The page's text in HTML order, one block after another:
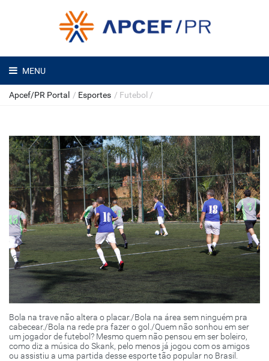
MENU
Apcef/PR Portal / Esportes / Futebol /
Bola na trave não altera o placar./Bola na área sem ninguém pra
cabecear./Bola na rede pra fazer o gol./Quem não sonhou em ser
um jogador de futebol? Mesmo quem não pensou em ser boleiro,
como diz a música do Skank, pelo menos já jogou com os amigos
ou assistiu a uma partida desse esporte tão popular no Brasil.